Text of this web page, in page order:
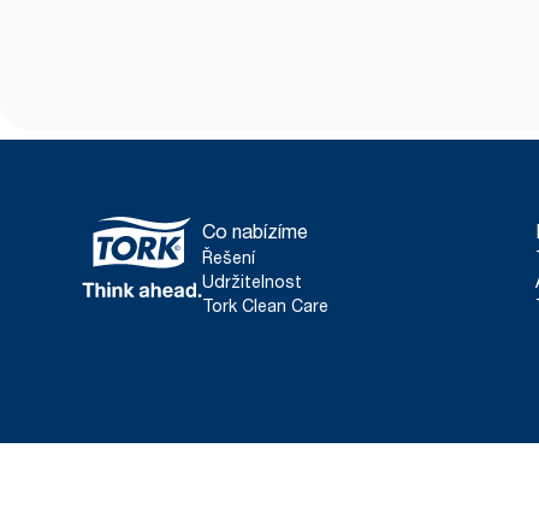
Co nabízíme
Řešení
Udržitelnost
Tork Clean Care